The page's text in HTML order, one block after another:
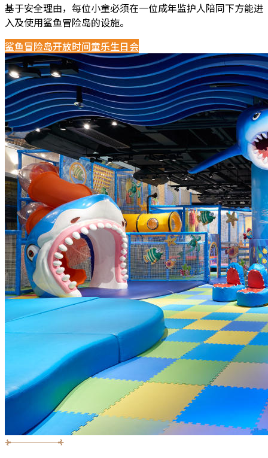
基于安全理由，每位小童必须在一位成年监护人陪同下方能进
入及使用鲨鱼冒险岛的设施。
鲨鱼冒险岛开放时间童乐生日会